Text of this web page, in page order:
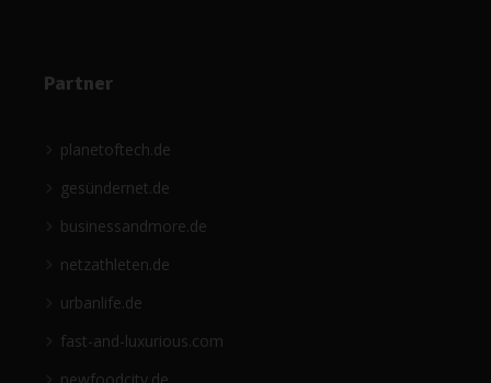
Partner
planetoftech.de
gesündernet.de
businessandmore.de
netzathleten.de
urbanlife.de
fast-and-luxurious.com